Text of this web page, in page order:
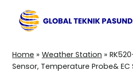
content
Home » Weather Station »
Sensor, Temperature Probe& EC